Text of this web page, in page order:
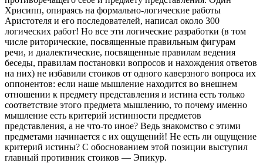
Хрисипп, опираясь на формально-логические работы
Аристотеля и его последователей, написал около 300
логических работ! Но все эти логические разработки (в том
числе риторические, посвященные правильным фигурам
речи, и диалектические, посвященные правилам ведения
беседы, правилам постановки вопросов и нахождения ответов
на них) не избавили стоиков от одного каверзного вопроса их
оппонентов: если наше мышление находится во внешнем
отношении к предмету представления и истина есть только
соответствие этого предмета мышлению, то почему именно
мышление есть критерий истинности предметов
представления, а не что-то иное? Ведь знакомство с этими
предметами начинается с их ощущений! Не есть ли ощущение
критерий истины? С обоснованием этой позиции выступил
главный противник стоиков — Эпикур.